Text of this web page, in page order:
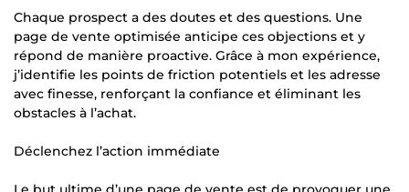
Chaque prospect a des doutes et des questions. Une
page de vente optimisée anticipe ces objections et y
répond de manière proactive. Grâce à mon expérience,
j’identifie les points de friction potentiels et les adresse
avec finesse, renforçant la confiance et éliminant les
obstacles à l’achat.
Déclenchez l’action immédiate